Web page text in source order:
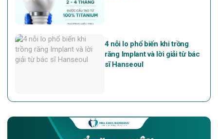
4 nỗi lo phổ biến khi trồng
răng Implant và lời giải từ bác
sĩ Hanseoul